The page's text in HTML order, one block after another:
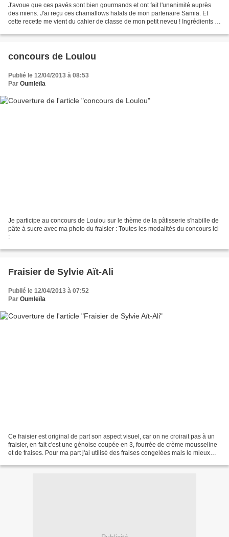
J'avoue que ces pavés sont bien gourmands et ont fait l'unanimité auprès
des miens. J'ai reçu ces chamallows halals de mon partenaire Samia. Et
cette recette me vient du cahier de classe de mon petit neveu ! Ingrédients : -
concours de Loulou
Publié le 12/04/2013 à 08:53
Par Oumleïla
Je participe au concours de Loulou sur le thème de la pâtisserie s'habille de
pâte à sucre avec ma photo du fraisier : Toutes les modalités du concours ici
:
Fraisier de Sylvie Aït-Ali
Publié le 12/04/2013 à 07:52
Par Oumleïla
Ce fraisier est original de part son aspect visuel, car on ne croirait pas à un
fraisier, en fait c'est une génoise coupée en 3, fourrée de crème mousseline
et de fraises. Pour ma part j'ai utilisé des fraises congelées mais le mieux